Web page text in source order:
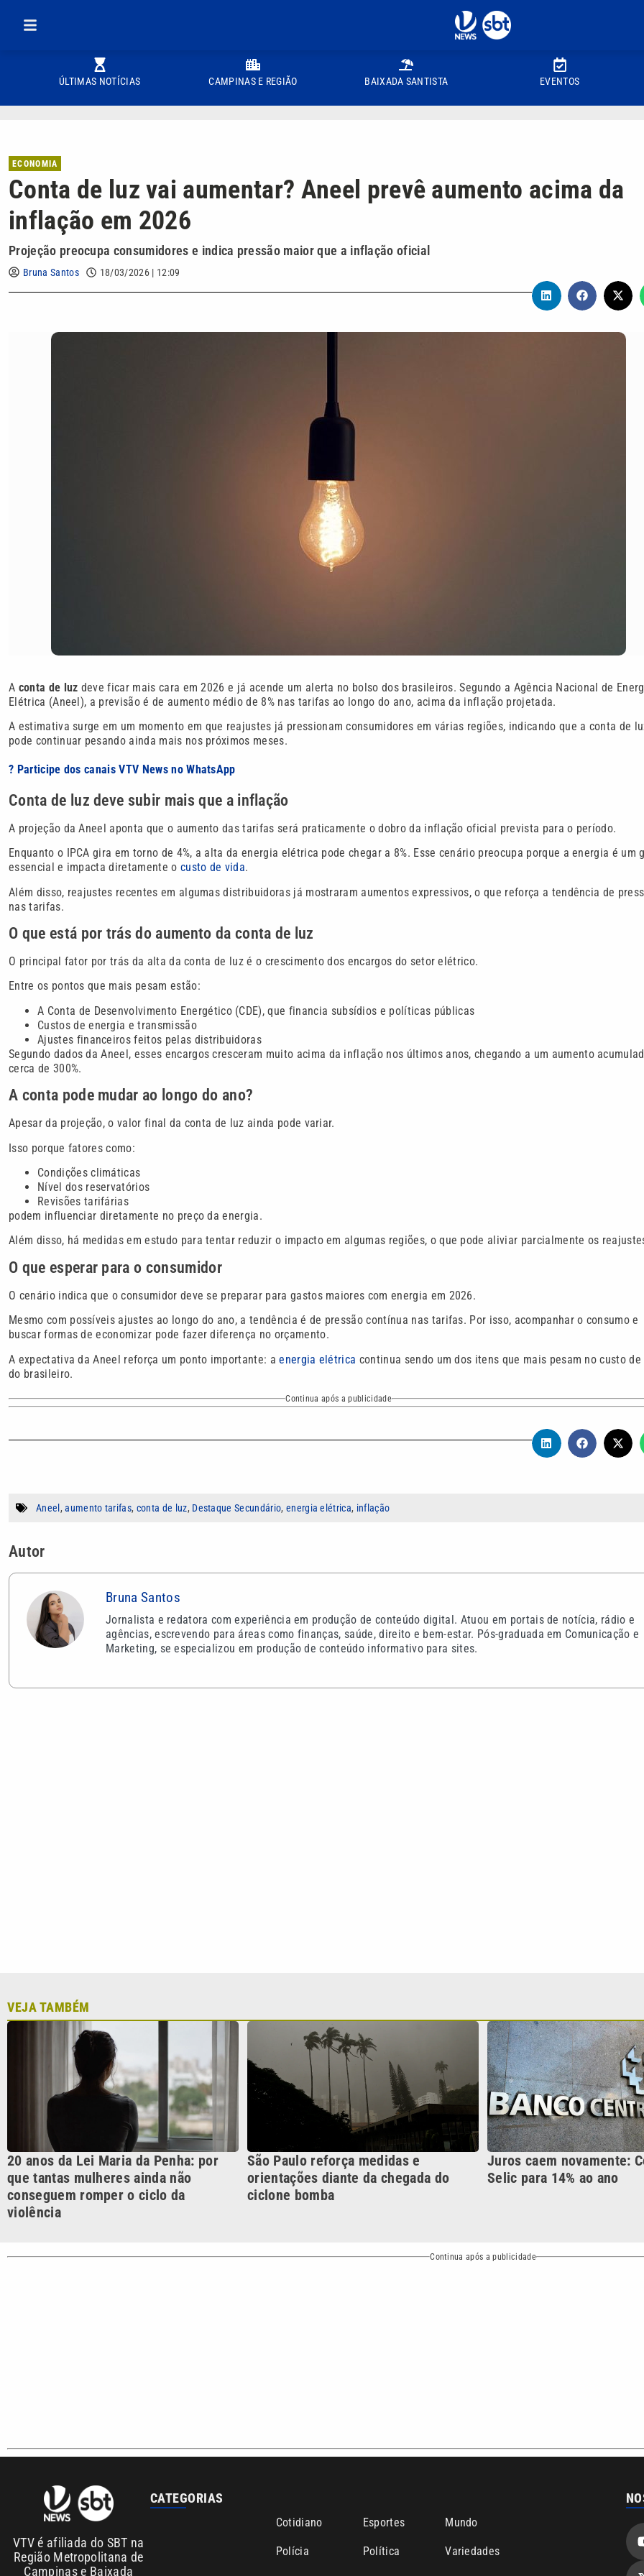
ÚLTIMAS NOTÍCIAS CAMPINAS E REGIÃO BAIXADA SANTISTA EVENTOS
ECONOMIA
Conta de luz vai aumentar? Aneel prevê aumento acima da
inflação em 2026
Projeção preocupa consumidores e indica pressão maior que a inflação oficial
Bruna Santos 18/03/2026 | 12:09
A conta de luz deve ficar mais cara em 2026 e já acende um alerta no bolso dos brasileiros. Segundo a Agência Nacional de
Elétrica (Aneel), a previsão é de aumento médio de 8% nas tarifas ao longo do ano, acima da inflação projetada.
A estimativa surge em um momento em que reajustes já pressionam consumidores em várias regiões, indicando que a conta de
pode continuar pesando ainda mais nos próximos meses.
? Participe dos canais VTV News no WhatsApp
Conta de luz deve subir mais que a inflação
A projeção da Aneel aponta que o aumento das tarifas será praticamente o dobro da inflação oficial prevista para o período.
Enquanto o IPCA gira em torno de 4%, a alta da energia elétrica pode chegar a 8%. Esse cenário preocupa porque a energia é um
essencial e impacta diretamente o custo de vida.
Além disso, reajustes recentes em algumas distribuidoras já mostraram aumentos expressivos, o que reforça a tendência de
nas tarifas.
O que está por trás do aumento da conta de luz
O principal fator por trás da alta da conta de luz é o crescimento dos encargos do setor elétrico.
Entre os pontos que mais pesam estão:
A Conta de Desenvolvimento Energético (CDE), que financia subsídios e políticas públicas
Custos de energia e transmissão
Ajustes financeiros feitos pelas distribuidoras
Segundo dados da Aneel, esses encargos cresceram muito acima da inflação nos últimos anos, chegando a um aumento
cerca de 300%.
A conta pode mudar ao longo do ano?
Apesar da projeção, o valor final da conta de luz ainda pode variar.
Isso porque fatores como:
Condições climáticas
Nível dos reservatórios
Revisões tarifárias
podem influenciar diretamente no preço da energia.
Além disso, há medidas em estudo para tentar reduzir o impacto em algumas regiões, o que pode aliviar parcialmente os
O que esperar para o consumidor
O cenário indica que o consumidor deve se preparar para gastos maiores com energia em 2026.
Mesmo com possíveis ajustes ao longo do ano, a tendência é de pressão contínua nas tarifas. Por isso, acompanhar o consumo e
buscar formas de economizar pode fazer diferença no orçamento.
A expectativa da Aneel reforça um ponto importante: aenergia elétrica continua sendo um dos itens que mais pesam no custo
do brasileiro.
Continua após a publicidade
Aneel ,aumento tarifas, conta de luz, Destaque Secundário, energia elétrica, inflação
Autor
Bruna Santos
Jornalista e redatora com experiência em produção de conteúdo digital. Atuou em portais de notícia, rádio e
agências, escrevendo para áreas como finanças, saúde, direito e bem-estar. Pós-graduada em Comunicação e
Marketing, se especializou em produção de conteúdo informativo para sites.
que tantas mulheres ainda não
conseguem romper o ciclo da
Continua após a publicidade
VTV é afiliada do SBT na
Região Metropolitana de
Campinas e Baixada
CATEGORIAS
Cotidiano Esportes
Polícia